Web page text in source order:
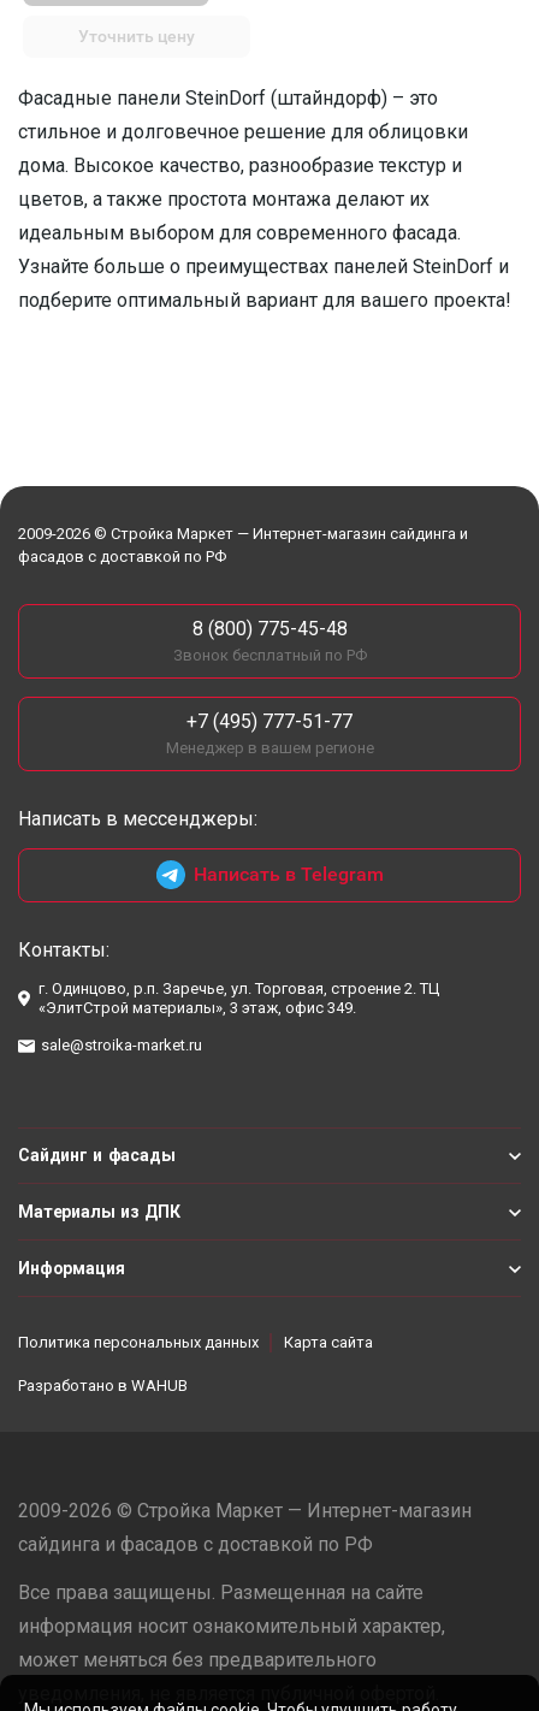
Уточнить цену
Фасадные панели SteinDorf (штайндорф) – это
стильное и долговечное решение для облицовки
дома. Высокое качество, разнообразие текстур и
цветов, а также простота монтажа делают их
идеальным выбором для современного фасада.
Узнайте больше о преимуществах панелей SteinDorf и
подберите оптимальный вариант для вашего проекта!
2009-2026 © Стройка Маркет — Интернет-магазин сайдинга и
фасадов с доставкой по РФ
8 (800) 775-45-48
Звонок бесплатный по РФ
+7 (495) 777-51-77
Менеджер в вашем регионе
Написать в мессенджеры:
Написать в Telegram
Контакты:
г. Одинцово, р.п. Заречье, ул. Торговая, строение 2. ТЦ
«ЭлитСтрой материалы», 3 этаж, офис 349.
sale@stroika-market.ru
Сайдинг и фасады
Материалы из ДПК
Информация
Политика персональных данных Карта сайта
Разработано в WAHUB
2009-2026 © Стройка Маркет — Интернет-магазин
сайдинга и фасадов с доставкой по РФ
Все права защищены. Размещенная на сайте
информация носит ознакомительный характер,
может меняться без предварительного